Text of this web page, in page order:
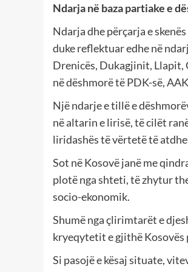
Ndarja në baza partiake e
Ndarja dhe përçarja e
duke reflektuar edhe në
Drenicës, Dukagjinit, Llapit,
në dëshmorë të PDK-së,
Një ndarje e tillë e
në altarin e lirisë, të cilët
liridashës të vërtetë të
Sot në Kosovë janë me
plotë nga shteti, të zhytur
socio-ekonomik.
Shumë nga çlirimtarët e
kryeqytetit e gjithë Kosovës
Si pasojë e kësaj situate,